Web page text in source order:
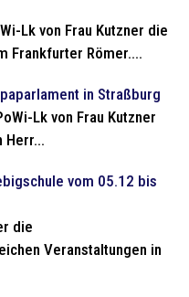
Lk von Frau Kutzner die
Frankfurter Römer....
in Straßburg
Lk von Frau Kutzner
Herr...
vom 05.12 bis
die
Veranstaltungen in